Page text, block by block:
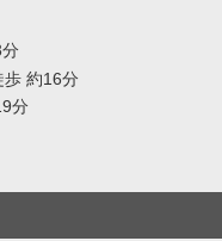
歩 約16分
分